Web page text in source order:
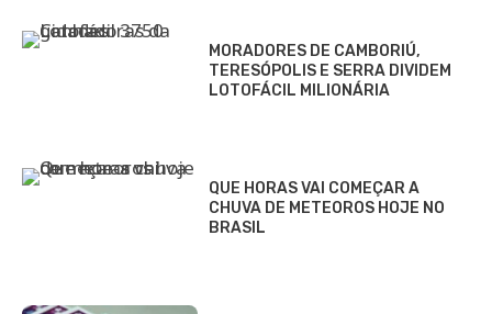
MORADORES DE CAMBORIÚ,
TERESÓPOLIS E SERRA DIVIDEM
LOTOFÁCIL MILIONÁRIA
QUE HORAS VAI COMEÇAR A
CHUVA DE METEOROS HOJE NO
BRASIL